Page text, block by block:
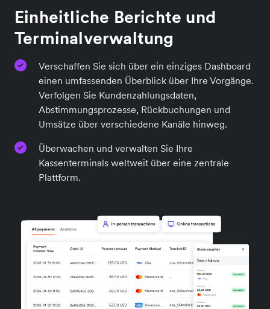
Einheitliche Berichte und
Terminalverwaltung
Verschaffen Sie sich über ein einziges Dashboard
einen umfassenden Überblick über Ihre Vorgänge.
Verfolgen Sie Kundenzahlungsdaten,
Abstimmungsprozesse, Rückbuchungen und
Umsätze über verschiedene Kanäle hinweg.
Überwachen und verwalten Sie Ihre
Kassenterminals weltweit über eine zentrale
Plattform.